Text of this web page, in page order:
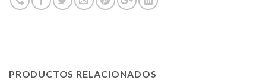
PRODUCTOS RELACIONADOS